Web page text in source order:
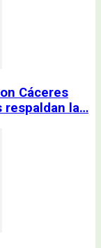
Cáceres
respaldan la…